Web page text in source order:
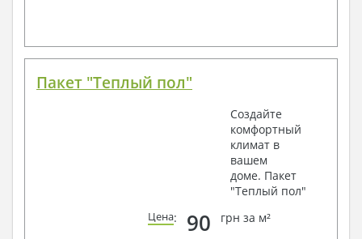
Пакет "Теплый пол"
Создайте
комфортный
климат в
вашем
доме. Пакет
"Теплый пол"
Цена: 90 грн за м²